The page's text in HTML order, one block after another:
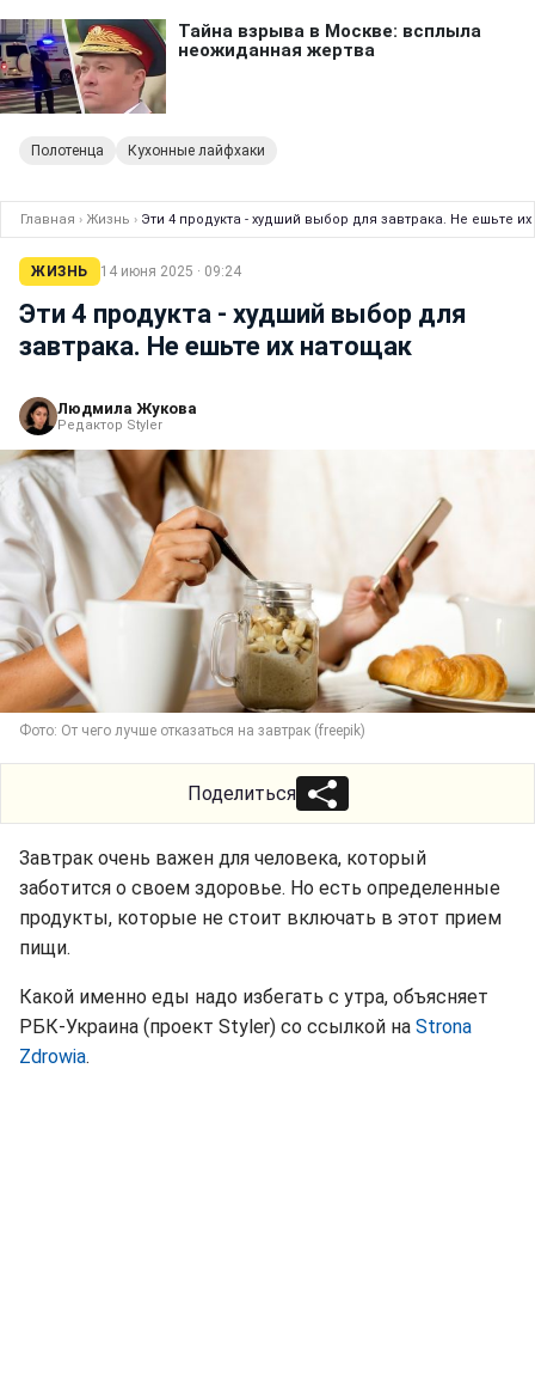
Полотенца Кухонные лайфхаки
Главная › Жизнь › Эти 4 продукта - худший выбор для завтрака. Не ешьте
ЖИЗНЬ 14 июня 2025 · 09:24
Эти 4 продукта - худший выбор для
завтрака. Не ешьте их натощак
Людмила Жукова
Редактор Styler
Фото: От чего лучше отказаться на завтрак (freepik)
Поделиться
Завтрак очень важен для человека, который
заботится о своем здоровье. Но есть определенные
продукты, которые не стоит включать в этот прием
пищи.
Какой именно еды надо избегать с утра, объясняет
РБК-Украина (проект Styler) со ссылкой на Strona
Zdrowia.